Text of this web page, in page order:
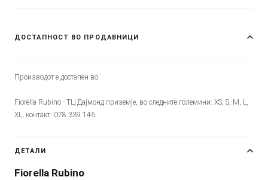
ДОСТАПНОСТ ВО ПРОДАВНИЦИ
Производот е достапен во:
Fiorella Rubino - ТЦ Дајмонд приземје, во следните големини: XS, S, M, L,
XL, контакт: 078 339 146
ДЕТАЛИ
Fiorella Rubino